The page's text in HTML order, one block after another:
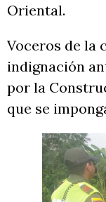
Oriental.
Voceros de la
indignación
por la
que se